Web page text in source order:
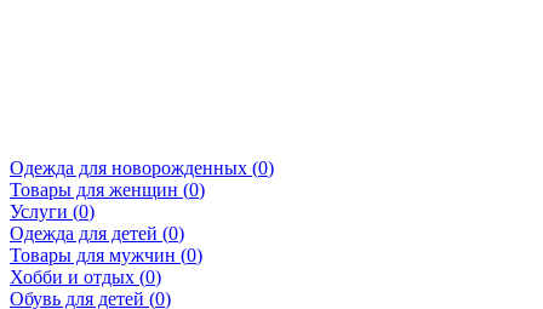
Одежда для новорожденных (0)
Товары для женщин (0)
Услуги (0)
Одежда для детей (0)
Товары для мужчин (0)
Хобби и отдых (0)
Обувь для детей (0)